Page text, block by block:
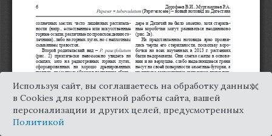
Используя сайт, вы соглашаетесь на обработку данных
в Cookies для корректной работы сайта, вашей
персонализации и других целей, предусмотренных
Политикой
×